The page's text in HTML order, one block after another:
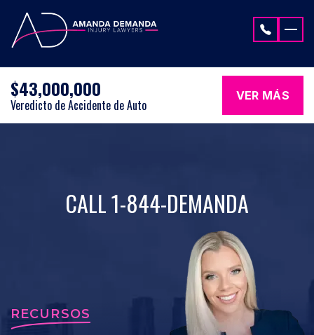
$43,000,000
Veredicto de Accidente de Auto
VER MÁS
CALL 1-844-DEMANDA
RECURSOS